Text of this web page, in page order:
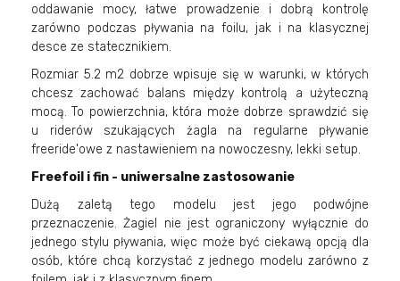
oddawanie mocy, łatwe prowadzenie i dobrą kontrolę
zarówno podczas pływania na foilu, jak i na klasycznej
desce ze statecznikiem.
Rozmiar 5.2 m2 dobrze wpisuje się w warunki, w których
chcesz zachować balans między kontrolą a użyteczną
mocą. To powierzchnia, która może dobrze sprawdzić się
u riderów szukających żagla na regularne pływanie
freeride'owe z nastawieniem na nowoczesny, lekki setup.
Freefoil i fin - uniwersalne zastosowanie
Dużą zaletą tego modelu jest jego podwójne
przeznaczenie. Żagiel nie jest ograniczony wyłącznie do
jednego stylu pływania, więc może być ciekawą opcją dla
osób, które chcą korzystać z jednego modelu zarówno z